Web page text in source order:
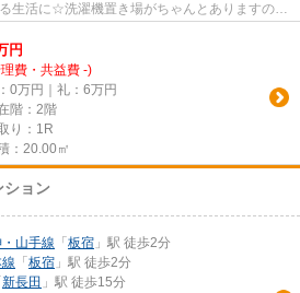
生活に☆洗濯機置き場がちゃんとありますので
円
費・共益費 -)
0万円｜礼：6万円
階：2階
り：1R
：20.00㎡
ション
山手線 「 板宿 」駅 徒歩2分
「 板宿 」駅 徒歩2分
新長田 」駅 徒歩15分